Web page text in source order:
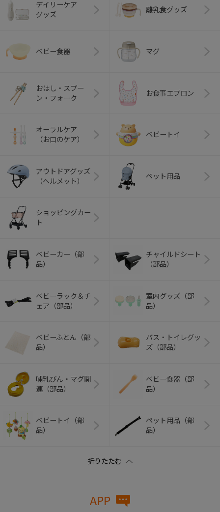
デイリーケア
グッズ
離乳食グッズ
ベビー食器 マグ
おはし・スプー
ン・フォーク
お食事エプロン
オーラルケア
（お口のケア）
ベビートイ
アウトドアグッズ
（ヘルメット）
ペット用品
ショッピングカー
ト
ベビーカー（部
品）
チャイルドシート
（部品）
ベビーラック＆チ
ェア（部品）
室内グッズ（部
品）
ベビーふとん（部
品）
バス・トイレグッ
ズ（部品）
哺乳びん・マグ関
連（部品）
ベビー食器（部
品）
ベビートイ（部
品）
ペット用品（部
品）
APP